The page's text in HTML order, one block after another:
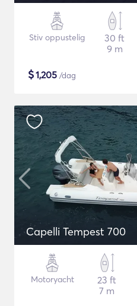
Stiv oppustelig
30 ft
9 m
$1,205 /dag
Capelli Tempest 700
Motoryacht
23 ft
7 m